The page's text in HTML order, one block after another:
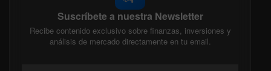
Suscríbete a nuestra Newsletter
Recibe contenido exclusivo sobre finanzas, inversiones y
análisis de mercado directamente en tu email.